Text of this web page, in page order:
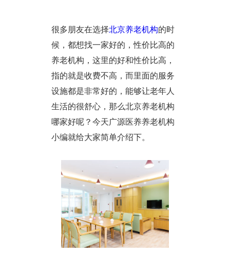
很多朋友在选择北京养老机构的时
候，都想找一家好的，性价比高的
养老机构，这里的好和性价比高，
指的就是收费不高，而里面的服务
设施都是非常好的，能够让老年人
生活的很舒心，那么北京养老机构
哪家好呢？今天广源医养养老机构
小编就给大家简单介绍下。